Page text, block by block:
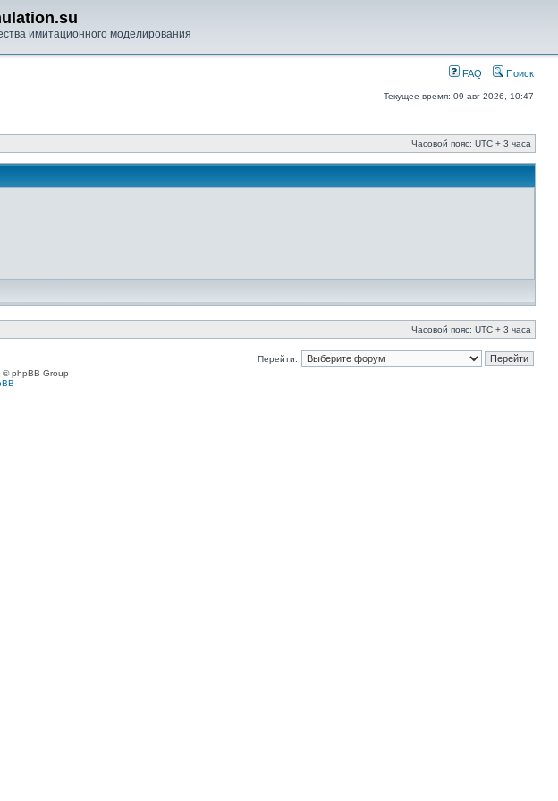
имитационного моделирования
FAQ Поиск
Текущее время: 09 авг 2026, 10:47
Часовой пояс: UTC + 3 часа
Часовой пояс: UTC + 3 часа
Перейти:
© phpBB Group